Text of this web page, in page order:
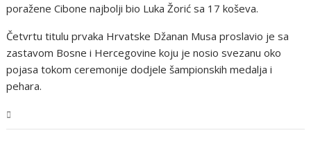
poražene Cibone najbolji bio Luka Žorić sa 17 koševa.
Četvrtu titulu prvaka Hrvatske Džanan Musa proslavio je sa
zastavom Bosne i Hercegovine koju je nosio svezanu oko
pojasa tokom ceremonije dodjele šampionskih medalja i
pehara.